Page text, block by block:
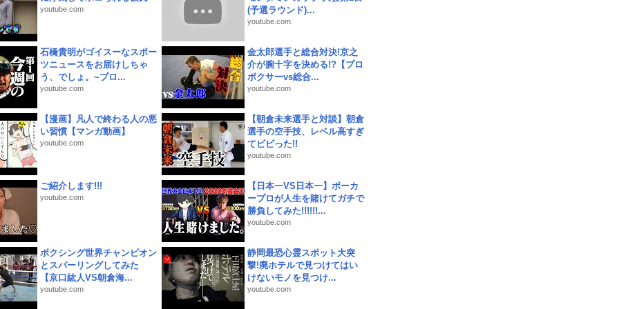
youtube.com
(予選ラウンド)...
youtube.com
石橋貴明がゴイスーなスポー
ツニュースをお届けしちゃ
う、でしょ。~プロ...
youtube.com
金太郎選手と総合対決!京之
介が腕十字を決める!?【プロ
ボクサーvs総合...
youtube.com
【漫画】凡人で終わる人の悪
い習慣【マンガ動画】
youtube.com
【朝倉未来選手と対談】朝倉
選手の空手技、レベル高すぎ
てビビった!!
youtube.com
ご紹介します!!!
youtube.com
【日本一VS日本一】ポーカ
ープロが人生を賭けてガチで
勝負してみた!!!!!!...
youtube.com
ボクシング世界チャンピオン
とスパーリングしてみた
【京口紘人VS朝倉海...
youtube.com
静岡最恐心霊スポット大突
撃!廃ホテルで見つけてはい
けないモノを見つけ...
youtube.com